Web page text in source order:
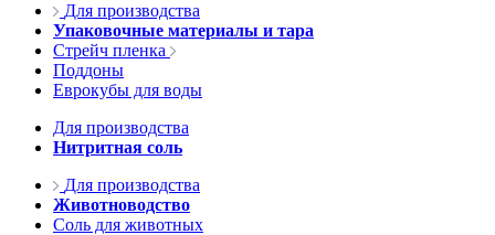
Для производства
Упаковочные материалы и тара
Стрейч пленка
Поддоны
Еврокубы для воды
Для производства
Нитритная соль
Для производства
Животноводство
Соль для животных